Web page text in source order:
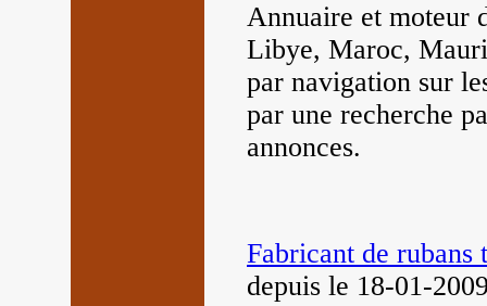
Annuaire et moteur
Libye, Maroc,
par navigation sur
par une recherche
annonces.
Fabricant de rubans
depuis le 18-01-